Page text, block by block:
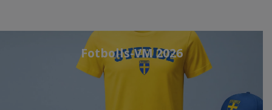
Fotbolls-VM 2026